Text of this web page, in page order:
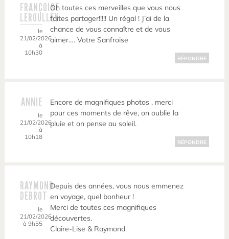
FRANÇOISE
LEROULLEY
le
21/02/2026
à
10h30
Oh toutes ces merveilles que vous nous
faites partager!!!!! Un régal ! J’ai de la
chance de vous connaître et de vous
aimer…. Votre Sanfroise
RÉPONDRE
ANNIE
le
21/02/2026
à
10h18
Encore de magnifiques photos , merci
pour ces moments de rêve, on oublie la
pluie et on pense au soleil.
RÉPONDRE
RAYMOND
DEBROT
le
21/02/2026
à 9h55
Depuis des années, vous nous emmenez
en voyage, quel bonheur !
Merci de toutes ces magnifiques
découvertes.
Claire-Lise & Raymond